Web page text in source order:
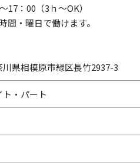
17：00（3ｈ～OK）
・曜日で働けます。
県相模原市緑区長竹2937-3
・パート